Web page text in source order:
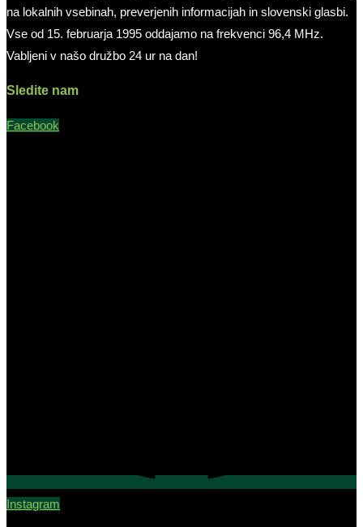
na lokalnih vsebinah, preverjenih informacijah in slovenski glasbi.
Vse od 15. februarja 1995 oddajamo na frekvenci 96,4 MHz.
Vabljeni v našo družbo 24 ur na dan!
Sledite nam
Facebook
Instagram